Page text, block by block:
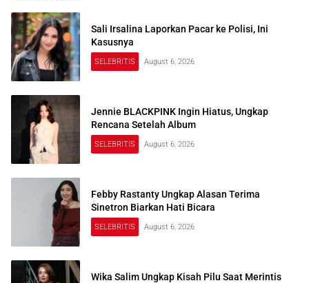
Sali Irsalina Laporkan Pacar ke Polisi, Ini
Kasusnya
SELEBRITIS August 6, 2026
Jennie BLACKPINK Ingin Hiatus, Ungkap
Rencana Setelah Album
SELEBRITIS August 6, 2026
Febby Rastanty Ungkap Alasan Terima
Sinetron Biarkan Hati Bicara
SELEBRITIS August 6, 2026
Wika Salim Ungkap Kisah Pilu Saat Merintis